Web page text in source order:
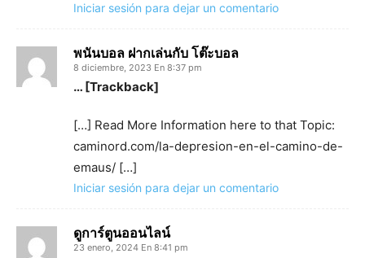
Iniciar sesión para dejar un comentario
พนันบอล ฝากเล่นกับ โต๊ะบอล
8 diciembre, 2023 En 8:37 pm
… [Trackback]
[…] Read More Information here to that Topic:
caminord.com/la-depresion-en-el-camino-de-
emaus/ […]
Iniciar sesión para dejar un comentario
ดูการ์ตูนออนไลน์
23 enero, 2024 En 8:41 pm